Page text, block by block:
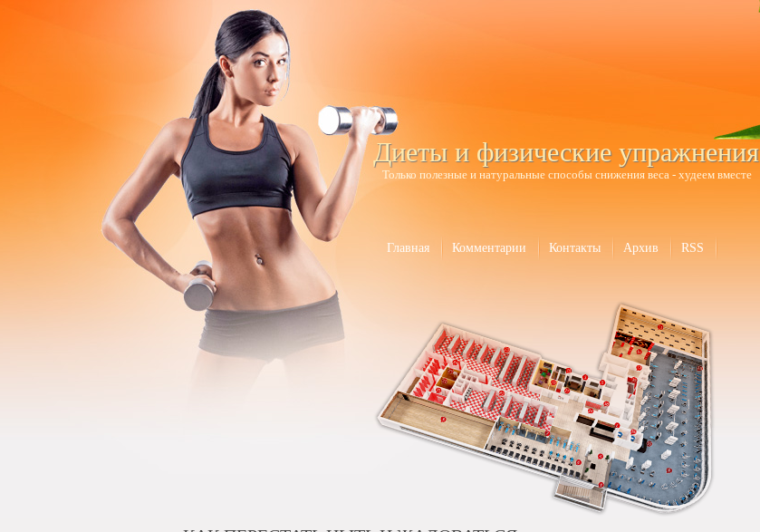
Диеты и физические упражнения
Только полезные и натуральные способы снижения веса - худеем вместе
Главная Комментарии Контакты Архив RSS